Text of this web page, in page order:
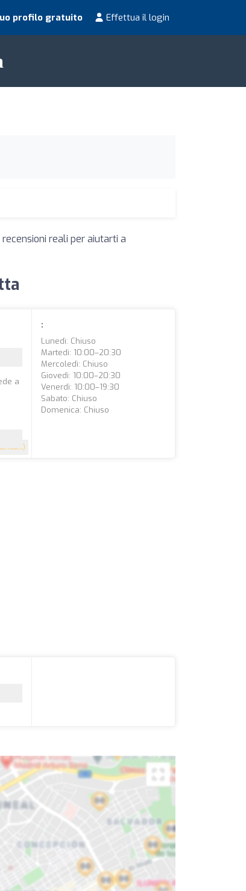
profilo gratuito Effettua il login
reali per aiutarti a
a
:
Lunedì: Chiuso
Martedì: 10:00–20:30
Mercoledì: Chiuso
Giovedì: 10:00–20:30
Venerdì: 10:00–19:30
Sabato: Chiuso
Domenica: Chiuso